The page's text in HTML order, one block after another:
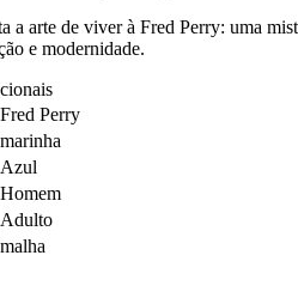
a arte de viver à Fred Perry: uma
e modernidade.
Fred Perry
marinha
Azul
Homem
Adulto
malha